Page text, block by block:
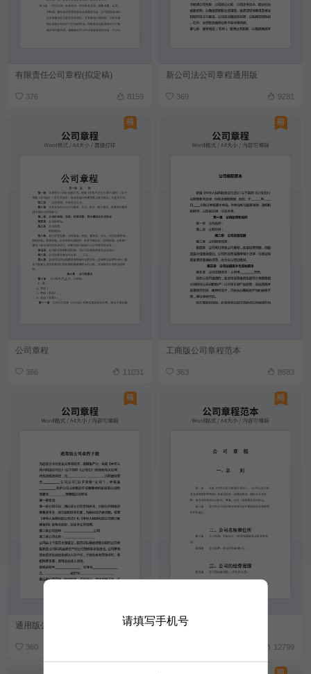
有限责任公司章程(拟定稿)
376 8159
新公司法公司章程通用版
369 9281
公司章程
366 11031
工商版公司章程范本
363 8683
通用版公司章程
360
公司章程范本
12799
请填写手机号